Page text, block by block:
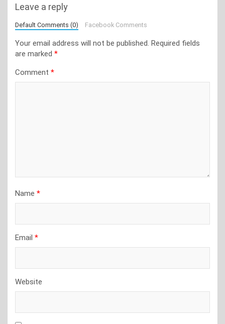
Leave a reply
Default Comments (0) Facebook Comments
Your email address will not be published. Required fields
are marked *
Comment *
Name *
Email *
Website